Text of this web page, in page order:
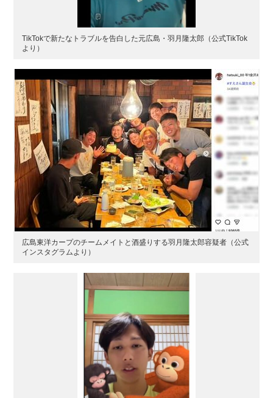
TikTokで新たなトラブルを告白した元広島・羽月隆太郎（公式TikTok
より）
広島東洋カープのチームメイトと酒盛りする羽月隆太郎容疑者（公式
インスタグラムより）